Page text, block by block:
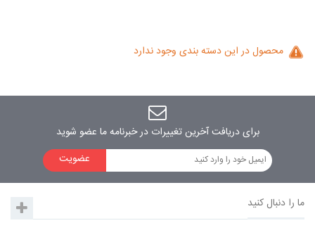
محصول در این دسته بندی وجود ندارد
برای دریافت آخرین تغییرات در خبرنامه ما عضو شوید
عضویت
ما را دنبال کنید